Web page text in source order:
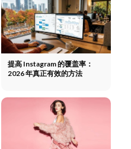
提高 Instagram 的覆盖率：
2026 年真正有效的方法